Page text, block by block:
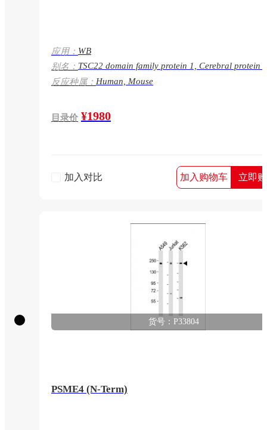
应用： WB
别名： TSC22 domain family protein 1, Cerebral protein
Regulatory protein TSC-22, TGFB-stimulated
homolog, Transforming growth factor beta-1-
反应种属： Human, Mouse
目录价 ¥1980
加入对比 加入购物车 立即
货号：P33804
PSME4 (N-Term)